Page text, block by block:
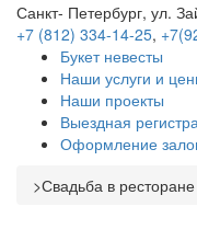
Санкт- Петербург, ул.
+7 (812) 334-14-25,
Букет невесты
Наши услуги и
Наши проекты
Выездная
Оформление
>Свадьба в